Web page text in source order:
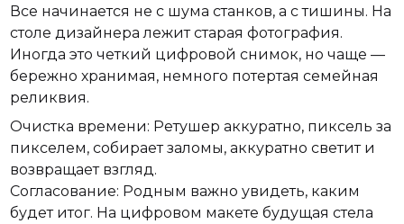
Все начинается не с шума станков, а с тишины. На
столе дизайнера лежит старая фотография.
Иногда это четкий цифровой снимок, но чаще —
бережно хранимая, немного потертая семейная
реликвия.
Очистка времени: Ретушер аккуратно, пиксель за
пикселем, собирает заломы, аккуратно светит и
возвращает взгляд.
Согласование: Родным важно увидеть, каким
будет итог. На цифровом макете будущая стела